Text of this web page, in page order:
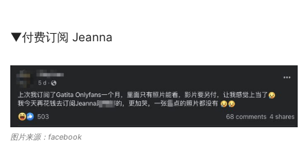
▼付费订阅 Jeanna
图片来源：facebook